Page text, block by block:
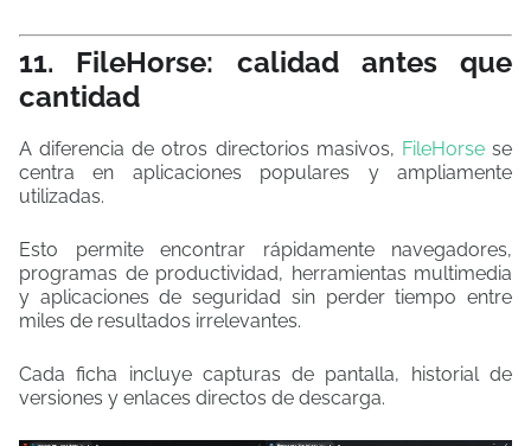
11. FileHorse: calidad antes que
cantidad
A diferencia de otros directorios masivos, FileHorsese
centra en aplicaciones populares y ampliamente
utilizadas.
Esto permite encontrar rápidamente navegadores,
programas de productividad, herramientas multimedia
y aplicaciones de seguridad sin perder tiempo entre
miles de resultados irrelevantes.
Cada ficha incluye capturas de pantalla, historial de
versiones y enlaces directos de descarga.